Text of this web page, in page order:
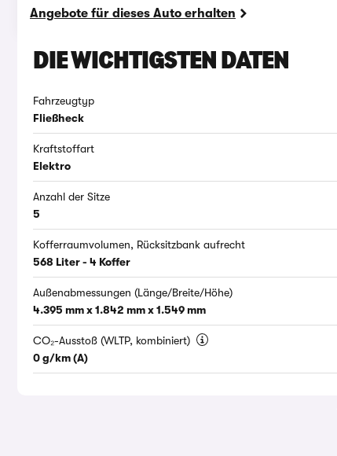
Angebote für dieses Auto erhalten
DIE WICHTIGSTEN DATEN
Fahrzeugtyp
Fließheck
Kraftstoffart
Elektro
Anzahl der Sitze
5
Kofferraumvolumen, Rücksitzbank aufrecht
568 Liter - 4 Koffer
Außenabmessungen (Länge/Breite/Höhe)
4.395 mm x 1.842 mm x 1.549 mm
CO₂-Ausstoß (WLTP, kombiniert)
0 g/km (A)